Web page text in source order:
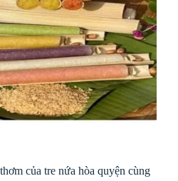
của tre nứa hòa quyện cùng